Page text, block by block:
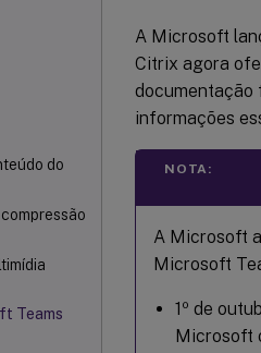
do
Teams
A Microsoft
Citrix agora
documentação
informações
NOTA:
A Microsoft
Microsoft
1º de
Microsoft